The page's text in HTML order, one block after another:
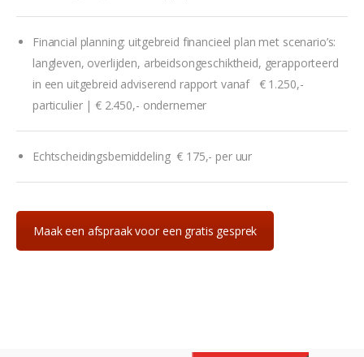
Financial planning: uitgebreid financieel plan met scenario’s:
langleven, overlijden, arbeidsongeschiktheid, gerapporteerd
in een uitgebreid adviserend rapport vanaf € 1.250,-
particulier | € 2.450,- ondernemer
Echtscheidingsbemiddeling € 175,- per uur
Maak een afspraak voor een gratis gesprek